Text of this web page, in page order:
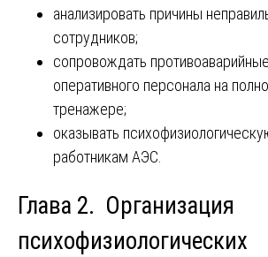
анализировать причины
сотрудников;
сопровождать
оперативного персонала на
тренажере;
оказывать
работникам АЭС.
Глава 2. Организация
психофизиологических